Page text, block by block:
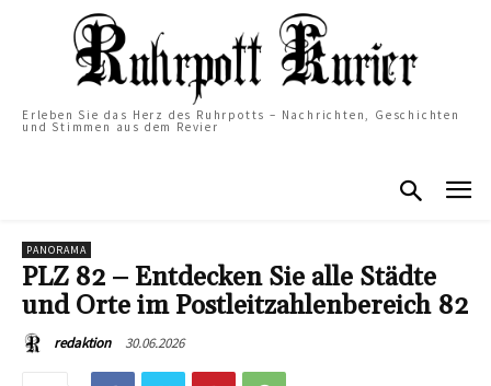
Erleben Sie das Herz des Ruhrpotts – Nachrichten, Geschichten
und Stimmen aus dem Revier
PANORAMA
PLZ 82 – Entdecken Sie alle Städte
und Orte im Postleitzahlenbereich 82
redaktion 30.06.2026